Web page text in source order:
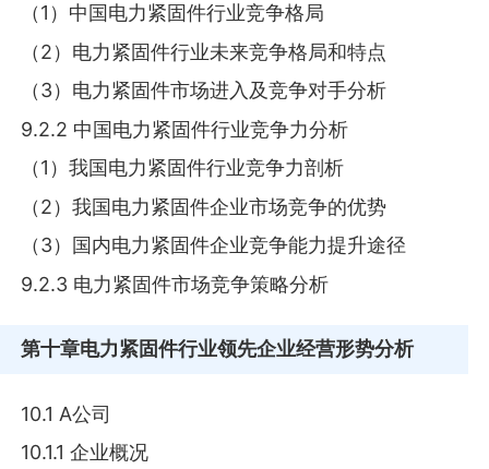
（1）中国电力紧固件行业竞争格局
（2）电力紧固件行业未来竞争格局和特点
（3）电力紧固件市场进入及竞争对手分析
9.2.2 中国电力紧固件行业竞争力分析
（1）我国电力紧固件行业竞争力剖析
（2）我国电力紧固件企业市场竞争的优势
（3）国内电力紧固件企业竞争能力提升途径
9.2.3 电力紧固件市场竞争策略分析
第十章电力紧固件行业领先企业经营形势分析
10.1 A公司
10.1.1 企业概况